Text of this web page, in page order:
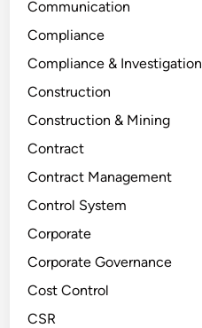
Communication
Compliance
Compliance & Investigation
Construction
Construction & Mining
Contract
Contract Management
Control System
Corporate
Corporate Governance
Cost Control
CSR